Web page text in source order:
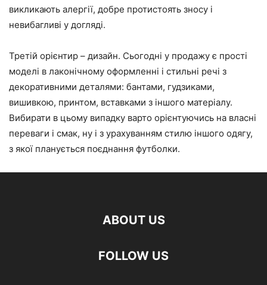
викликають алергії, добре протистоять зносу і
невибагливі у догляді.
Третій орієнтир – дизайн. Сьогодні у продажу є прості
моделі в лаконічному оформленні і стильні речі з
декоративними деталями: бантами, гудзиками,
вишивкою, принтом, вставками з іншого матеріалу.
Вибирати в цьому випадку варто орієнтуючись на власні
переваги і смак, ну і з урахуванням стилю іншого одягу,
з якої планується поєднання футболки.
ABOUT US
FOLLOW US